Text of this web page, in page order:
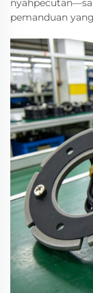
pemanduan